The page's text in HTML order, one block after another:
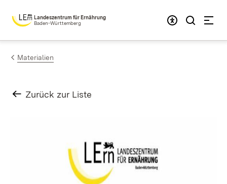
Zum Inhalt springen
Landeszentrum für Ernährung
Baden-Württemberg
Materialien
Zurück zur Liste